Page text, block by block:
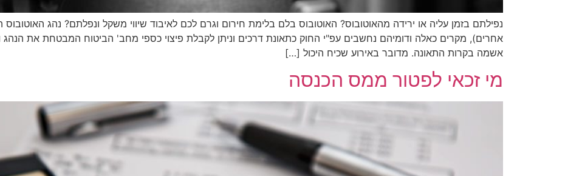
נפילתם בזמן עליה או ירידה מהאוטובוס? האוטובוס בלם בלימת חירום וגרם לכם לאיבוד שיווי משקל ונפלתם? נהג
אחרים), מקרים כאלה ודומיהם נחשבים עפ"י החוק כתאונת דרכים וניתן לקבלת פיצוי כספי מחב' הביטוח המבטחת את
אשמה בקרות התאונה. מדובר באירוע שכיח היכול […]
מי זכאי לפטור ממס הכנסה